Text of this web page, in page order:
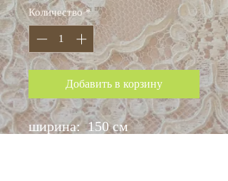
Количество *
Добавить в корзину
ширина: 150 см